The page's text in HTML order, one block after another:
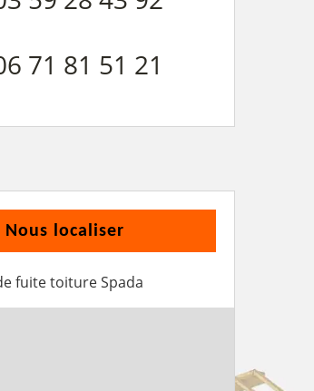
71 81 51 21
Nous localiser
fuite toiture Spada